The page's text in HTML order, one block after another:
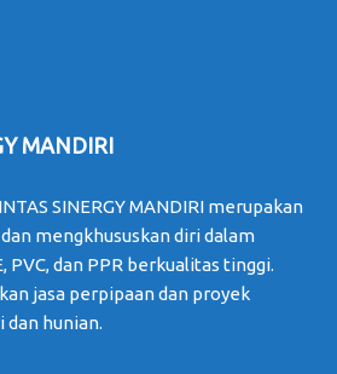
MANDIRI
SINERGY MANDIRI merupakan
mengkhususkan diri dalam
PVC, dan PPR berkualitas tinggi.
jasa perpipaan dan proyek
hunian.